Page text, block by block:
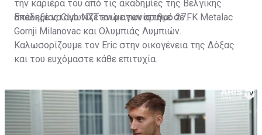
την καριέρα του από τις ακαδημίες της Βελγικής
ακαδημίας Club NXT ενώ αγωνίστηκε σε FK Metalac
Gornji Milanovac και Ολυμπιάς Λυμπιών.
Επέλεξε να αγωνίζεται με τον αριθμό 27.
Καλωσορίζουμε τον Eric στην οικογένεια της Δόξας
και του ευχόμαστε κάθε επιτυχία.